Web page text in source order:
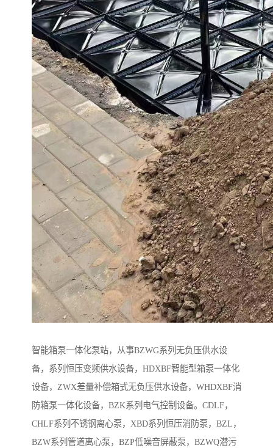
智能箱泵一体化泵站，从事BZWG系列无负压供水设
备，系列恒压变频供水设备，HDXBF智能型箱泵一体化
设备，ZWX差量补偿箱式无负压供水设备，WHDXBF消
防箱泵一体化设备，BZK系列电气控制设备。CDLF，
CHLF系列不锈钢离心泵，XBD系列恒压消防泵，BZL，
BZW系列管道离心泵，BZP低噪音屏蔽泵，BZWQ潜污